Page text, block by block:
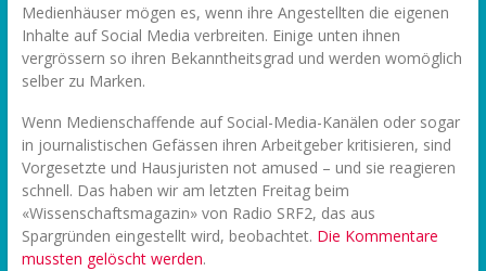
Medienhäuser mögen es, wenn ihre Angestellten die eigenen
Inhalte auf Social Media verbreiten. Einige unten ihnen
vergrössern so ihren Bekanntheitsgrad und werden womöglich
selber zu Marken.
Wenn Medienschaffende auf Social-Media-Kanälen oder sogar
in journalistischen Gefässen ihren Arbeitgeber kritisieren, sind
Vorgesetzte und Hausjuristen not amused – und sie reagieren
schnell. Das haben wir am letzten Freitag beim
«Wissenschaftsmagazin» von Radio SRF2, das aus
Spargründen eingestellt wird, beobachtet. Die Kommentare
mussten gelöscht werden.